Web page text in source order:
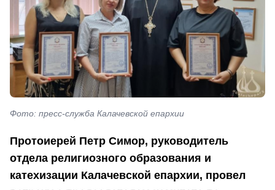
Фото: пресс-служба Калачевской епархии
Протоиерей Петр Симор, руководитель
отдела религиозного образования и
катехизации Калачевской епархии, провел